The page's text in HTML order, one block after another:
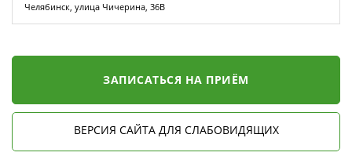
Челябинск, улица Чичерина, 36В
ЗАПИСАТЬСЯ НА ПРИЁМ
ВЕРСИЯ САЙТА ДЛЯ СЛАБОВИДЯЩИХ